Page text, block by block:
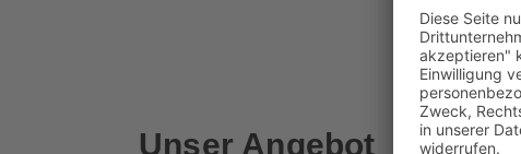
Unser Angebot